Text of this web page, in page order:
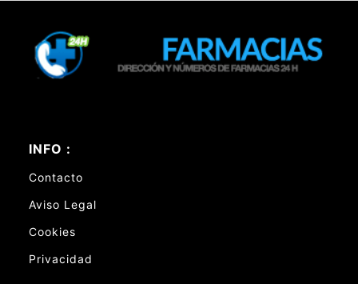
INFO :
Contacto
Aviso Legal
Cookies
Privacidad